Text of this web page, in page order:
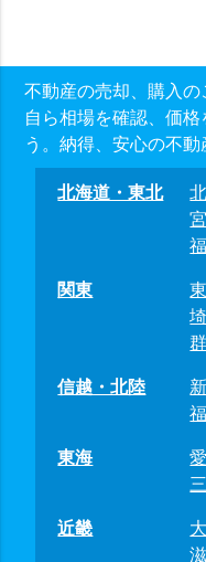
不動産の売却、購入の
自ら相場を確認、価
う。納得、安心の不動
北海道・東北
関東
信越・北陸
東海
近畿